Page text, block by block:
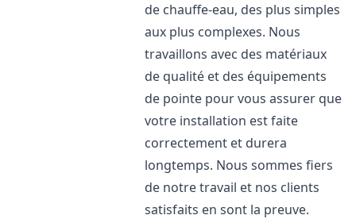
de chauffe-eau, des plus simples
aux plus complexes. Nous
travaillons avec des matériaux
de qualité et des équipements
de pointe pour vous assurer que
votre installation est faite
correctement et durera
longtemps. Nous sommes fiers
de notre travail et nos clients
satisfaits en sont la preuve.